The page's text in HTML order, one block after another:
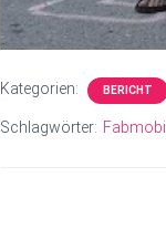
Kategorien: BERICHT
Schlagwörter: Fabmobil